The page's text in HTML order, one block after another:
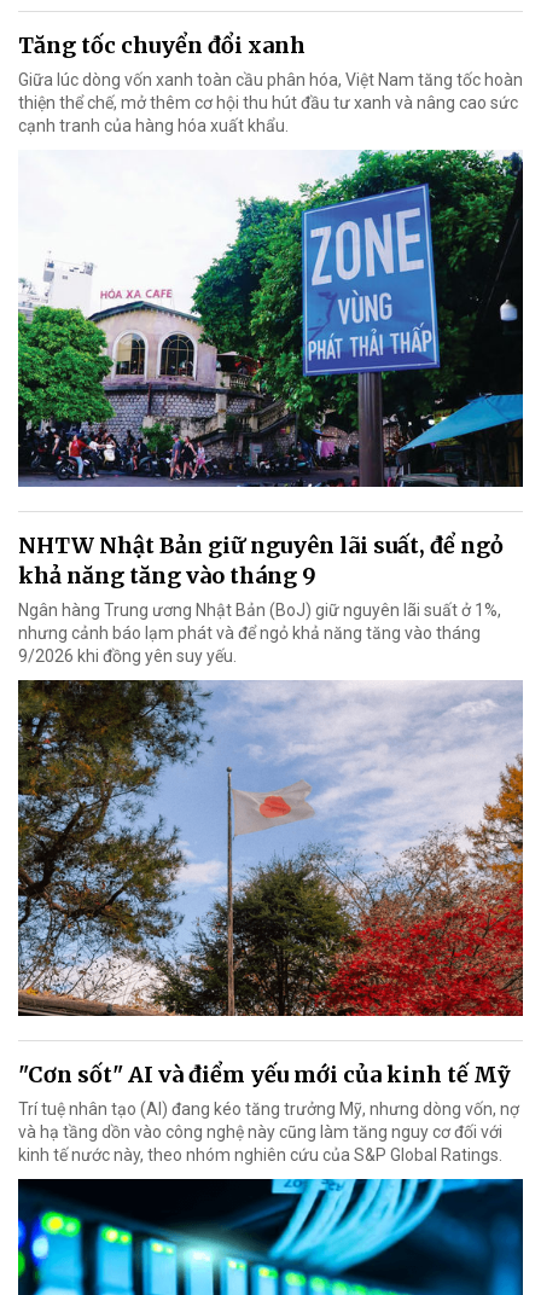
Tăng tốc chuyển đổi xanh
Giữa lúc dòng vốn xanh toàn cầu phân hóa, Việt Nam tăng tốc hoàn
thiện thể chế, mở thêm cơ hội thu hút đầu tư xanh và nâng cao sức
cạnh tranh của hàng hóa xuất khẩu.
NHTW Nhật Bản giữ nguyên lãi suất, để ngỏ
khả năng tăng vào tháng 9
Ngân hàng Trung ương Nhật Bản (BoJ) giữ nguyên lãi suất ở 1%,
nhưng cảnh báo lạm phát và để ngỏ khả năng tăng vào tháng
9/2026 khi đồng yên suy yếu.
"Cơn sốt" AI và điểm yếu mới của kinh tế Mỹ
Trí tuệ nhân tạo (AI) đang kéo tăng trưởng Mỹ, nhưng dòng vốn, nợ
và hạ tầng dồn vào công nghệ này cũng làm tăng nguy cơ đối với
kinh tế nước này, theo nhóm nghiên cứu của S&P Global Ratings.